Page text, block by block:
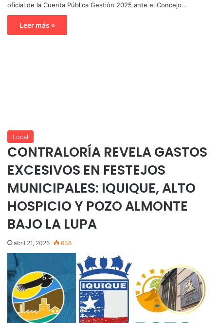
oficial de la Cuenta Pública Gestión 2025 ante el Concejo…
Leer más »
Local
CONTRALORÍA REVELA GASTOS
EXCESIVOS EN FESTEJOS
MUNICIPALES: IQUIQUE, ALTO
HOSPICIO Y POZO ALMONTE
BAJO LA LUPA
abril 21, 2026 638